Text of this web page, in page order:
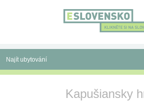
Najít ubytování
Kapušiansky